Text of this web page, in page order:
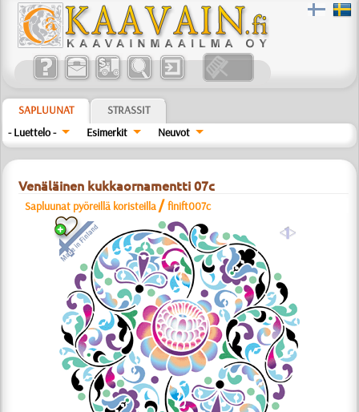
SAPLUUNAT
STRASSIT
- Luettelo -
Esimerkit Neuvot
Venäläinen kukkaornamentti 07c
Sapluunat pyöreillä koristeilla /finift007c
a